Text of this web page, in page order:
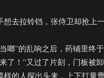
去拉铃铛，张侍卫却抢上
”的乱响之后，药铺里终
了！”又过了片刻，门板被
的人探出头来，上下打量曹